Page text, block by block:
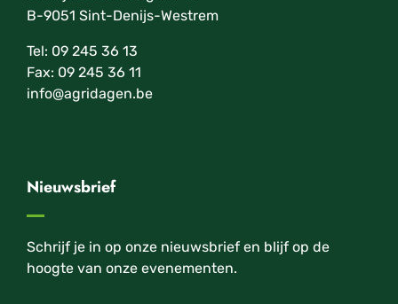
B-9051 Sint-Denijs-Westrem
Tel: 09 245 36 13
Fax: 09 245 36 11
info@agridagen.be
Nieuwsbrief
Schrijf je in op onze nieuwsbrief en blijf op de
hoogte van onze evenementen.